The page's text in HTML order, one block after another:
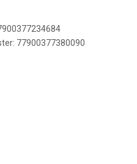
77900377380090